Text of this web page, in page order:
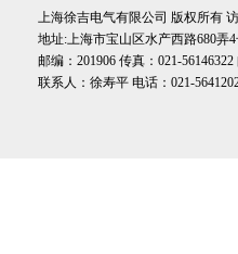
上海徐吉电气有限公司 版权所有
地址:上海市宝山区水产西路680弄4
邮编：201906 传真：021-56146322
联系人：徐寿平 电话：021-